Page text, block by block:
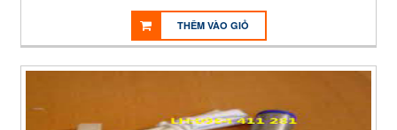
THÊM VÀO GIỎ